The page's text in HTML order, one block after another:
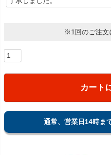
※1回のご注文
カート
通常、営業日14時ま